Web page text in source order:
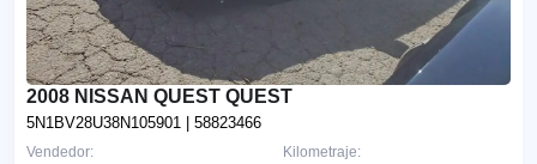
2008 NISSAN QUEST QUEST
5N1BV28U38N105901 | 58823466
Kilometraje:
Vendedor: